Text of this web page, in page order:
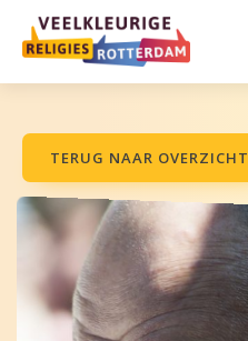
TERUG NAAR OVERZICHT